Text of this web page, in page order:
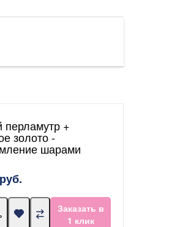
перламутр +
золото -
шарами
Заказать в
1 клик